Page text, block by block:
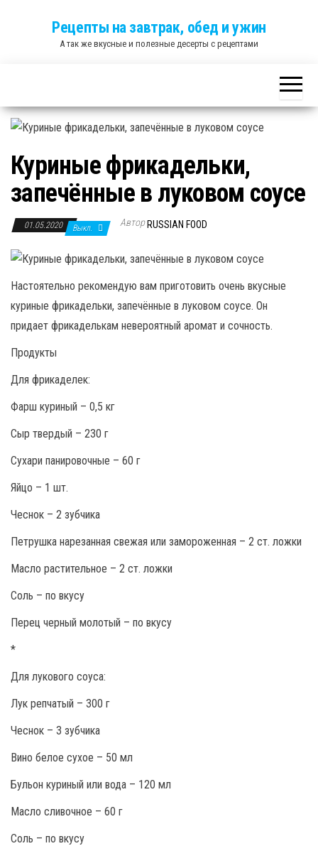
Рецепты на завтрак, обед и ужин
А так же вкусные и полезные десерты с рецептами
Куриные фрикадельки,
запечённые в луковом соусе
01.05.2020 Выкл. Автор RUSSIAN FOOD
Настоятельно рекомендую вам приготовить очень вкусные
куриные фрикадельки, запечённые в луковом соусе. Он
придает фрикаделькам невероятный аромат и сочность.
Продукты
Для фрикаделек:
Фарш куриный – 0,5 кг
Сыр твердый – 230 г
Сухари панировочные – 60 г
Яйцо – 1 шт.
Чеснок – 2 зубчика
Петрушка нарезанная свежая или замороженная – 2 ст. ложки
Масло растительное – 2 ст. ложки
Соль – по вкусу
Перец черный молотый – по вкусу
*
Для лукового соуса:
Лук репчатый – 300 г
Чеснок – 3 зубчика
Вино белое сухое – 50 мл
Бульон куриный или вода – 120 мл
Масло сливочное – 60 г
Соль – по вкусу